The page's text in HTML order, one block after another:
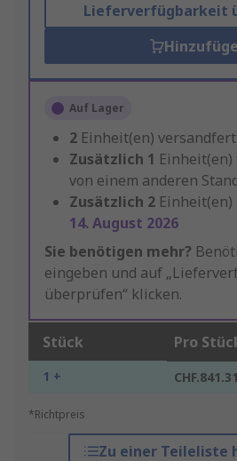
Lieferverfügbarkeit
Auf Lager
2 Einheit(en)
Zusätzlich 1
von einem anderen
Zusätzlich 2
14. August 2026
Sie benötigen mehr?
eingeben und auf
überprüfen“ klicken.
Stück Pro
1 + CHF.841.31
*Richtpreis
Zu einer Teileliste